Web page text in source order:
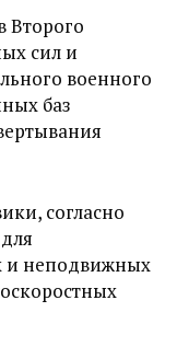
Второго
сил и
военного
баз
согласно
и неподвижных